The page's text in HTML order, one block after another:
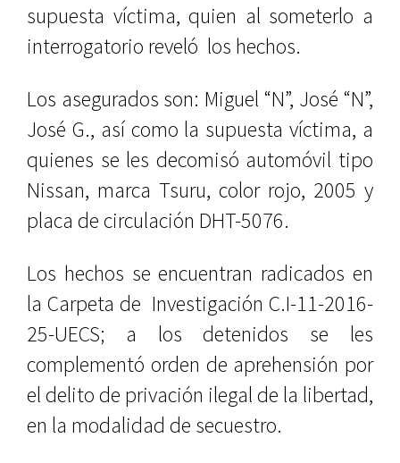
supuesta víctima, quien al someterlo a
interrogatorio reveló los hechos.
Los asegurados son: Miguel “N”, José “N”,
José G., así como la supuesta víctima, a
quienes se les decomisó automóvil tipo
Nissan, marca Tsuru, color rojo, 2005 y
placa de circulación DHT-5076.
Los hechos se encuentran radicados en
la Carpeta de Investigación C.I-11-2016-
25-UECS; a los detenidos se les
complementó orden de aprehensión por
el delito de privación ilegal de la libertad,
en la modalidad de secuestro.